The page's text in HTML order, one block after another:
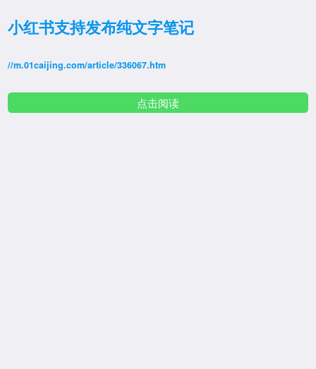
小红书支持发布纯文字笔记
//m.01caijing.com/article/336067.htm
点击阅读